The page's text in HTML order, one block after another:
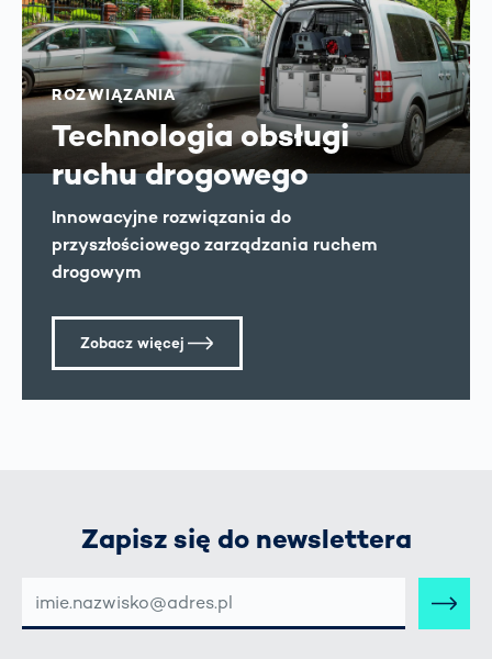
ROZWIĄZANIA
Technologia obsługi
ruchu drogowego
Innowacyjne rozwiązania do
przyszłościowego zarządzania ruchem
drogowym
Zobacz więcej
Zapisz się do newslettera
MAIL-
ADRESSE